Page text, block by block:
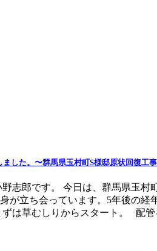
した。〜群馬県玉村町S様邸原状回復工事
志郎です。 今日は、群馬県玉
が立ち会っています。5年後の
は草むしりからスタート。 配